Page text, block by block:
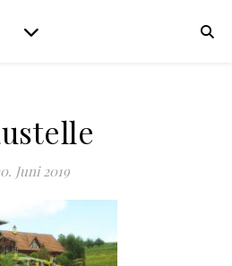
Juni 2019